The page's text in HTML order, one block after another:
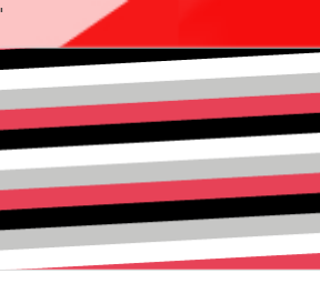
'
Przejdź
do
treści